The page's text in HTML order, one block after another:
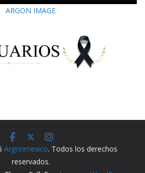
ARGON IMAGE
Argonmexico. Todos los derechos
reservados.